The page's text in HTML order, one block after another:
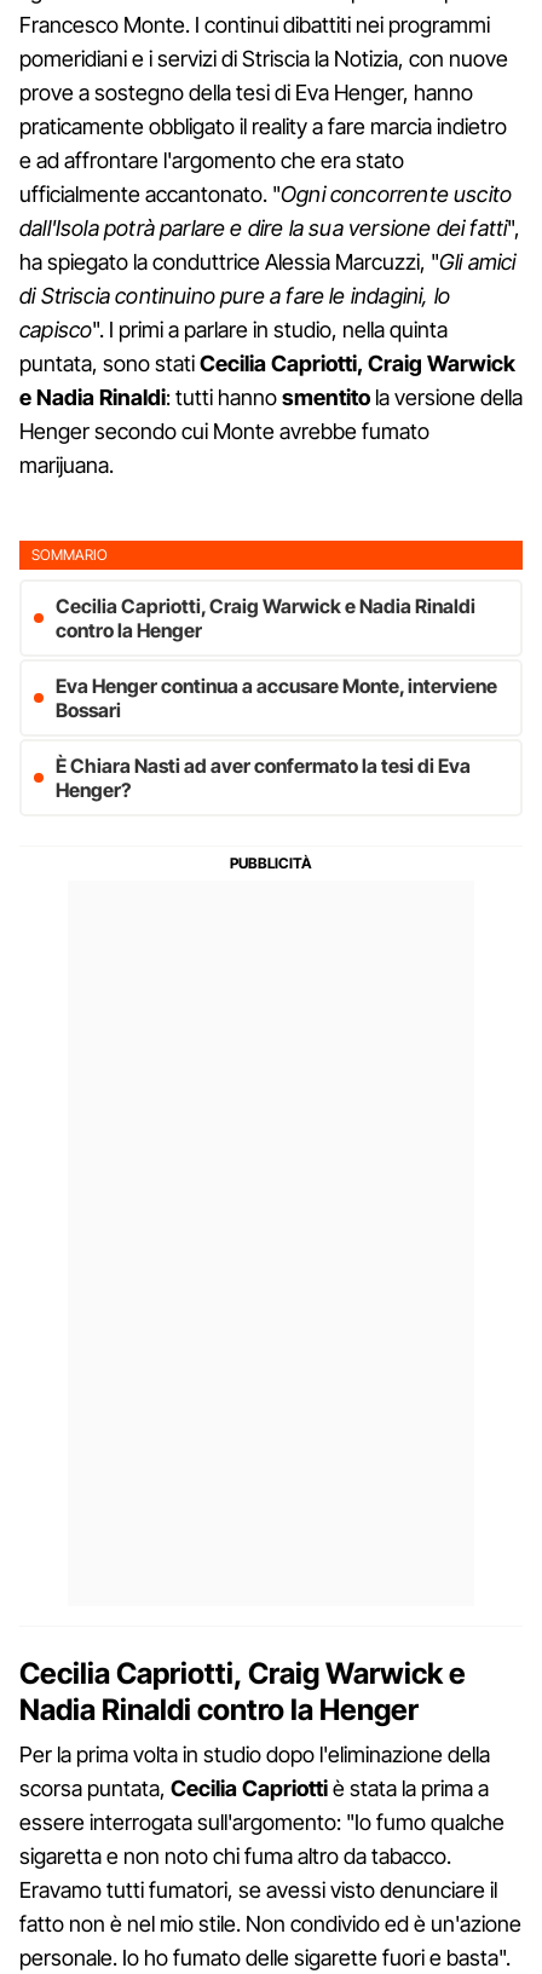
Francesco Monte. I continui dibattiti nei programmi
pomeridiani e i servizi di Striscia la Notizia, con nuove
prove a sostegno della tesi di Eva Henger, hanno
praticamente obbligato il reality a fare marcia indietro
e ad affrontare l'argomento che era stato
ufficialmente accantonato. "Ogni concorrente uscito
dall'Isola potrà parlare e dire la sua versione dei fatti",
ha spiegato la conduttrice Alessia Marcuzzi, "Gli amici
di Striscia continuino pure a fare le indagini, lo
capisco". I primi a parlare in studio, nella quinta
puntata, sono statiCecilia Capriotti, Craig Warwick
e Nadia Rinaldi: tutti hannosmentito la versione della
Henger secondo cui Monte avrebbe fumato
marijuana.
SOMMARIO
Cecilia Capriotti, Craig Warwick e Nadia Rinaldi
contro la Henger
Eva Henger continua a accusare Monte, interviene
Bossari
È Chiara Nasti ad aver confermato la tesi di Eva
Henger?
Cecilia Capriotti, Craig Warwick e
Nadia Rinaldi contro la Henger
Per la prima volta in studio dopo l'eliminazione della
scorsa puntata, Cecilia Capriottiè stata la prima a
essere interrogata sull'argomento: "Io fumo qualche
sigaretta e non noto chi fuma altro da tabacco.
Eravamo tutti fumatori, se avessi visto denunciare il
fatto non è nel mio stile. Non condivido ed è un'azione
personale. Io ho fumato delle sigarette fuori e basta".